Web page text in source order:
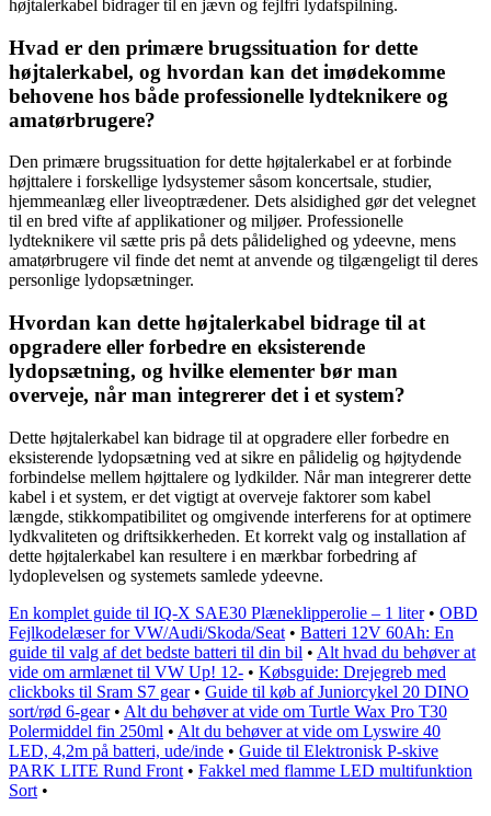
højtalerkabel bidrager til en jævn og fejlfri lydafspilning.
Hvad er den primære brugssituation for dette
højtalerkabel, og hvordan kan det imødekomme
behovene hos både professionelle lydteknikere og
amatørbrugere?
Den primære brugssituation for dette højtalerkabel er at forbinde
højttalere i forskellige lydsystemer såsom koncertsale, studier,
hjemmeanlæg eller liveoptrædener. Dets alsidighed gør det velegnet
til en bred vifte af applikationer og miljøer. Professionelle
lydteknikere vil sætte pris på dets pålidelighed og ydeevne, mens
amatørbrugere vil finde det nemt at anvende og tilgængeligt til deres
personlige lydopsætninger.
Hvordan kan dette højtalerkabel bidrage til at
opgradere eller forbedre en eksisterende
lydopsætning, og hvilke elementer bør man
overveje, når man integrerer det i et system?
Dette højtalerkabel kan bidrage til at opgradere eller forbedre en
eksisterende lydopsætning ved at sikre en pålidelig og højtydende
forbindelse mellem højttalere og lydkilder. Når man integrerer dette
kabel i et system, er det vigtigt at overveje faktorer som kabel
længde, stikkompatibilitet og omgivende interferens for at optimere
lydkvaliteten og driftsikkerheden. Et korrekt valg og installation af
dette højtalerkabel kan resultere i en mærkbar forbedring af
lydoplevelsen og systemets samlede ydeevne.
En komplet guide til IQ-X SAE30 Plæneklipperolie – 1 liter• OBD
Fejlkodelæser for VW/Audi/Skoda/Seat • Batteri 12V 60Ah: En
guide til valg af det bedste batteri til din bil • Alt hvad du behøver at
vide om armlænet til VW Up! 12- • Købsguide: Drejegreb med
clickboks til Sram S7 gear• Guide til køb af Juniorcykel 20 DINO
sort/rød 6-gear• Alt du behøver at vide om Turtle Wax Pro T30
Polermiddel fin 250ml • Alt du behøver at vide om Lyswire 40
LED, 4,2m på batteri, ude/inde • Guide til Elektronisk P-skive
PARK LITE Rund Front • Fakkel med flamme LED multifunktion
Sort •